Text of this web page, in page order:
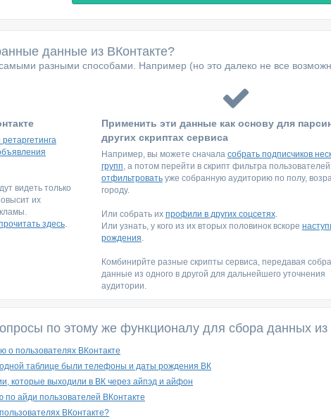
данные из ВКонтакте?
разными способами. Например (но это далеко не все
видеть только
их
здесь.
Применить эти данные как основу для
других скриптах сервиса
Например, вы можете сначала собрать подписчиков
групп, а потом перейти в скрипт фильтра
отфильтроватьуже собранную аудиторию по полу,
городу.
Или собрать их профили в других соцсетях.
Или узнать, у кого из их вторых половинок вскоре
рождения.
Комбинирйте разные скрипты сервиса, передавая
данные из одного в другой для дальнейшего уточнения
аудитории.
по этому же функционалу для сбора данных из
о пользователях ВКонтакте
таблице были телефоны и даты рождения ВК
которые выходили в ВК через айпэд и айфон
айди пользователей ВКонтакте
ВКонтакте?